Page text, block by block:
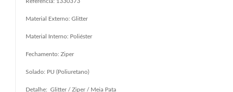
Material Externo: Glitter
Material Interno: Poliéster
Fechamento: Ziper
Solado: PU (Poliuretano)
Detalhe: Glitter / Ziper / Meia Pata